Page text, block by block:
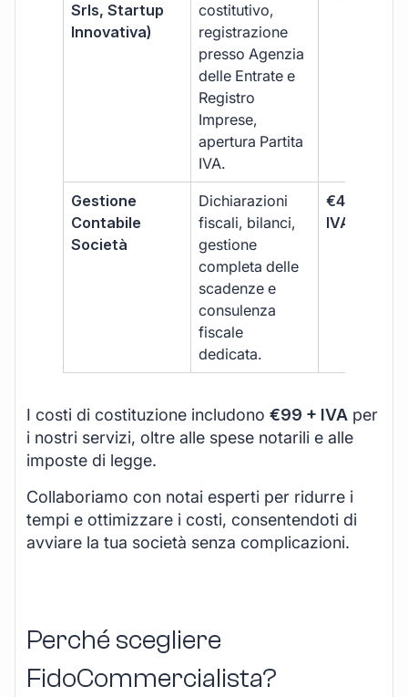
Srls, Startup
Innovativa)
costitutivo,
registrazione
presso Agenzia
delle Entrate e
Registro
Imprese,
apertura Partita
IVA.
Gestione
Contabile
Società
Dichiarazioni
fiscali, bilanci,
gestione
completa delle
scadenze e
consulenza
fiscale
dedicata.
€499 +
IVA/
I costi di costituzione includono €99 + IVA per
i nostri servizi, oltre alle spese notarili e alle
imposte di legge.
Collaboriamo con notai esperti per ridurre i
tempi e ottimizzare i costi, consentendoti di
avviare la tua società senza complicazioni.
Perché scegliere
FidoCommercialista?